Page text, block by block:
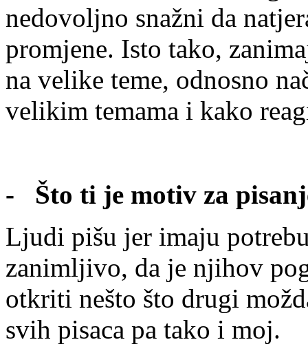
nedovoljno snažni da
promjene. Isto tako,
na velike teme, odnosno
velikim temama i kako
- Što ti je motiv za
Ljudi pišu jer imaju
zanimljivo, da je njihov
otkriti nešto što drugi
svih pisaca pa tako i moj.